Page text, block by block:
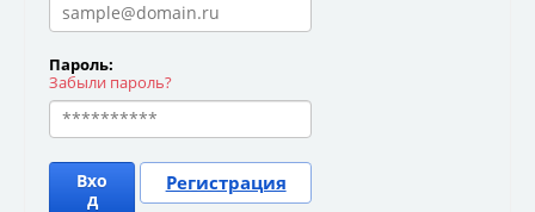
Пароль:
Забыли пароль?
Регистрация
Вхо
д